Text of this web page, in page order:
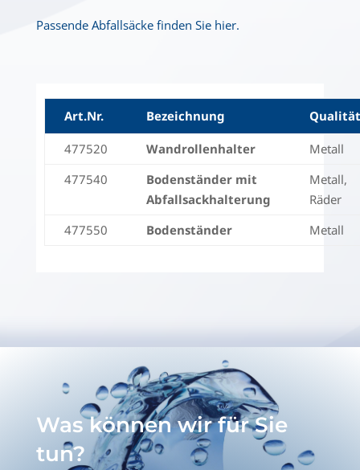
Passende Abfallsäcke finden Sie hier.
Art.Nr. Bezeichnung Qualität
477520 Wandrollenhalter
Metall
477540
Bodenständer mit
Abfallsackhalterung
Metall,
Räder
477550
Bodenständer Metall
Was können wir für Sie
tun?